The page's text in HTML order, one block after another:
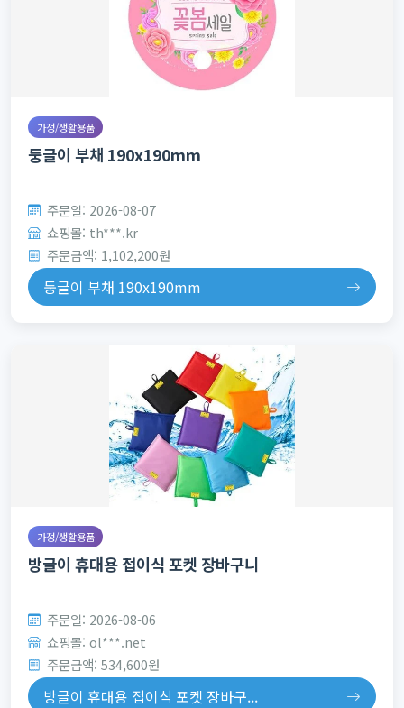
가정/생활용품
둥글이 부채 190x190mm
주문일: 2026-08-07
쇼핑몰: th***.kr
주문금액: 1,102,200원
둥글이 부채 190x190mm
가정/생활용품
방글이 휴대용 접이식 포켓 장바구니
주문일: 2026-08-06
쇼핑몰: ol***.net
주문금액: 534,600원
방글이 휴대용 접이식 포켓 장바구...